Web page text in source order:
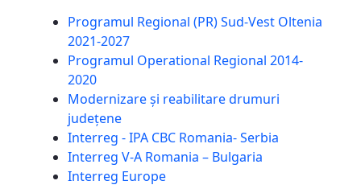
Programul Regional (PR) Sud-Vest Oltenia
2021-2027
Programul Operational Regional 2014-
2020
Modernizare și reabilitare drumuri
județene
Interreg - IPA CBC Romania- Serbia
Interreg V-A Romania – Bulgaria
Interreg Europe